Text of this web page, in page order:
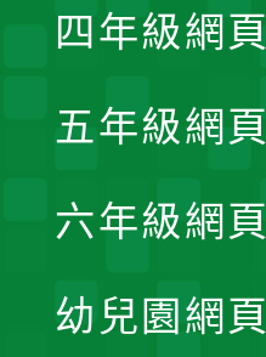
四年級網頁
五年級網頁
六年級網頁
幼兒園網頁